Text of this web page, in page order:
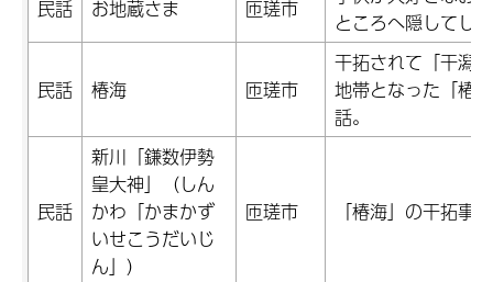
民話 お地蔵さま 匝瑳市
ところへ隠してし
民話 椿海 匝瑳市
干拓されて「干潟
地帯となった「椿
話。
民話
新川「鎌数伊勢
皇大神」（しん
かわ「かまかず
いせこうだいじ
ん」）
匝瑳市 「椿海」の干拓事